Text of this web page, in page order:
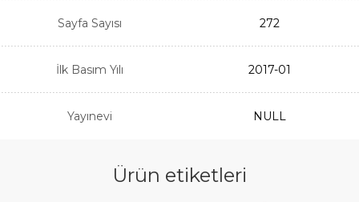
Sayfa Sayısı 272
İlk Basım Yılı 2017-01
Yayınevi NULL
Ürün etiketleri